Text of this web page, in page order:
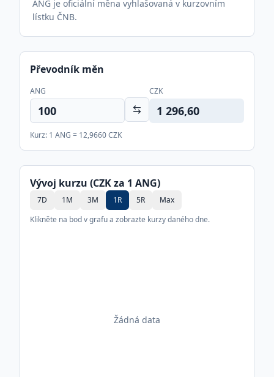
ANG je oficiální měna vyhlašovaná v kurzovním
lístku ČNB.
Převodník měn
ANG CZK
1 296,60
Kurz: 1 ANG = 12,9660CZK
Vývoj kurzu (CZK za 1 ANG)
7D 1M 3M 1R 5R
Max
Klikněte na bod v grafu a zobrazte kurzy daného dne.
Žádná data